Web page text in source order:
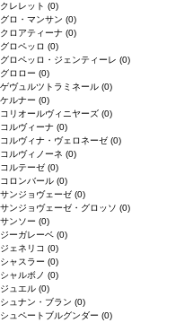
クレレット (0)
グロ・マンサン (0)
クロアティーナ (0)
グロペッロ (0)
グロペッロ・ジェンティーレ (0)
グロロー (0)
ゲヴュルツトラミネール (0)
ケルナー (0)
コリオールヴィニヤーズ (0)
コルヴィーナ (0)
コルヴィナ・ヴェロネーゼ (0)
コルヴィノーネ (0)
コルテーゼ (0)
コロンバール (0)
サンジョヴェーゼ (0)
サンジョヴェーゼ・グロッソ (0)
サンソー (0)
ジーガレーベ (0)
ジェネリコ (0)
シャスラー (0)
シャルボノ (0)
ジュエル (0)
シュナン・ブラン (0)
シュペートブルグンダー (0)